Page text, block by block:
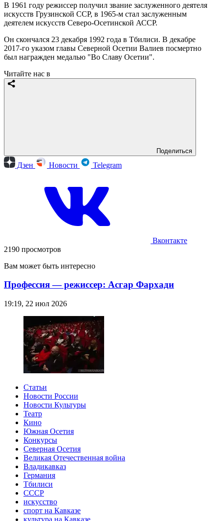
В 1961 году режиссер получил звание заслуженного деятеля
искусств Грузинской ССР, в 1965-м стал заслуженным
деятелем искусств Северо-Осетинской АССР.
Он скончался 23 декабря 1992 года в Тбилиси. В декабре
2017-го указом главы Северной Осетии Валиев посмертно
был награжден медалью "Во Славу Осетии".
Читайте нас в
Поделиться
Дзен Новости Telegram
Вконтакте
2190 просмотров
Вам может быть интересно
Профессия — режиссер: Асгар Фархади
19:19, 22 июл 2026
Статьи
Новости России
Новости Культуры
Театр
Кино
Южная Осетия
Конкурсы
Северная Осетия
Великая Отечественная война
Владикавказ
Германия
Тбилиси
СССР
искусство
спорт на Кавказе